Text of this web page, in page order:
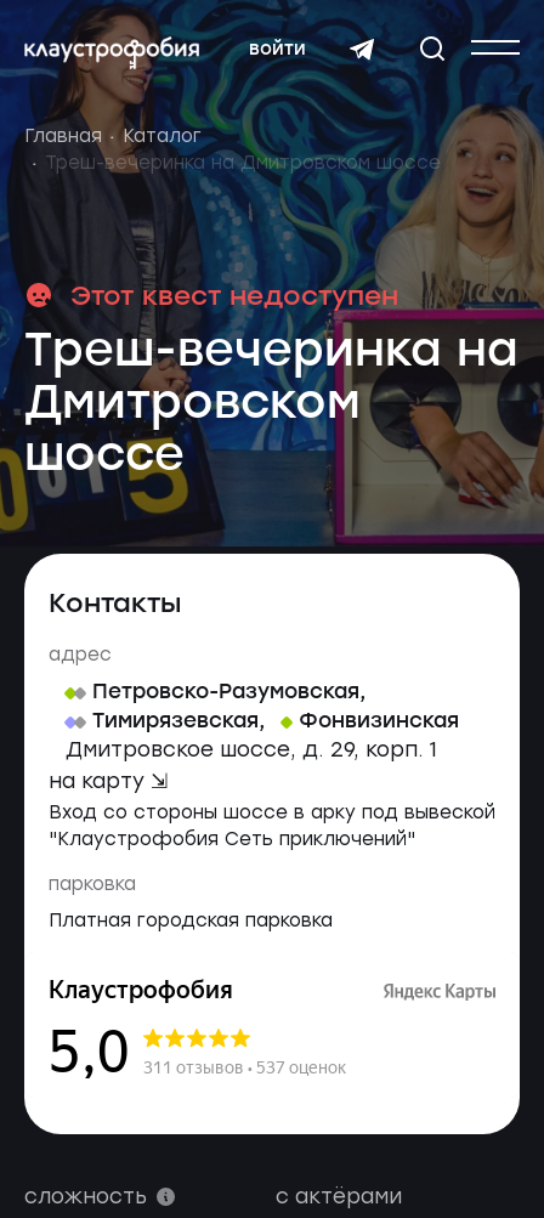
войти
Главная
Каталог
Треш-вечеринка на Дмитровском шоссе
Этот квест недоступен
Треш-вечеринка на
Дмитровском
шоссе
Контакты
адрес
Петровско-Разумовская,
Тимирязевская, Фонвизинская
Дмитровское шоссе, д. 29, корп. 1
на карту ⇲
Вход со стороны шоссе в арку под вывеской
"Клаустрофобия Сеть приключений"
парковка
Платная городская парковка
сложность
с актёрами